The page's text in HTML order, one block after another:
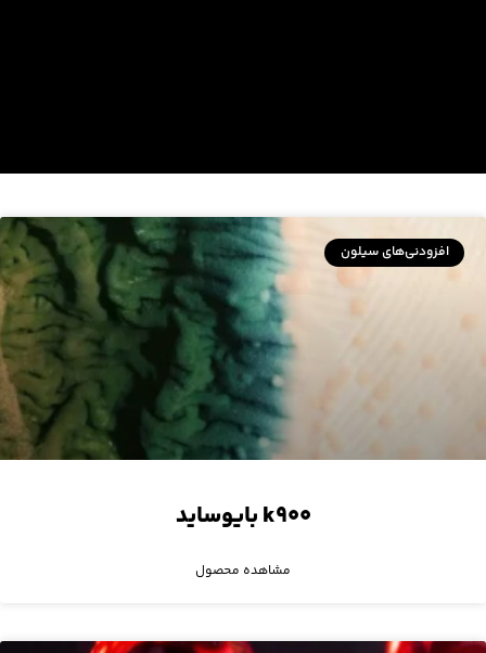
افزودنی‌های سیلون
k۹۰۰ بایوساید
مشاهده محصول